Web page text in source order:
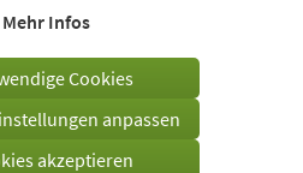
Mehr Infos
Cookies
anpassen
akzeptieren